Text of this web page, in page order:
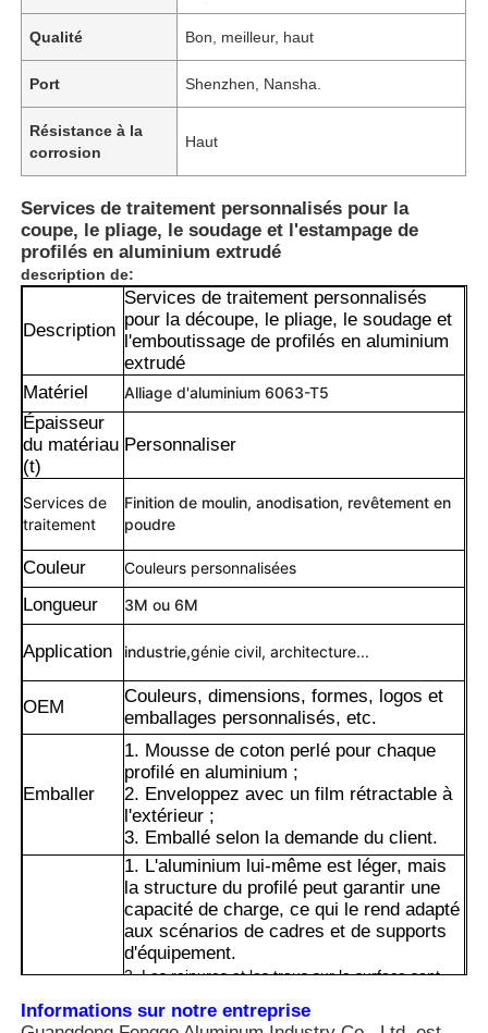
À propos de nous
Qualité Bon, meilleur, haut
Port Shenzhen, Nansha.
Résistance à la
corrosion
Haut
Services de traitement personnalisés pour la
coupe, le pliage, le soudage et l'estampage de
profilés en aluminium extrudé
description de:
Description
Services de traitement personnalisés
pour la découpe, le pliage, le soudage et
l'emboutissage de profilés en aluminium
extrudé
Matériel
Alliage d'aluminium 6063-T5
Épaisseur
du matériau
(t)
Personnaliser
Services de
traitement
Finition de moulin, anodisation, revêtement en
poudre
Couleur Couleurs personnalisées
Longueur 3M ou 6M
Application industrie,génie civil, architecture...
OEM
Couleurs, dimensions, formes, logos et
emballages personnalisés, etc.
Emballer
1. Mousse de coton perlé pour chaque
profilé en aluminium ;
2. Enveloppez avec un film rétractable à
l'extérieur ;
3. Emballé selon la demande du client.
1. L'aluminium lui-même est léger, mais
la structure du profilé peut garantir une
capacité de charge, ce qui le rend adapté
aux scénarios de cadres et de supports
d'équipement.
2. Les rainures et les trous sur la surface sont
rapidement assemblées en diverses structures
Informations sur notre entreprise